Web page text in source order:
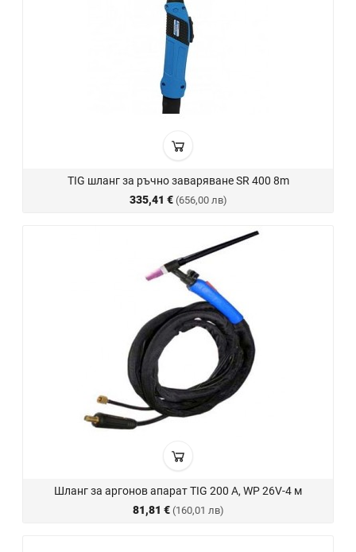
TIG шланг за ръчно заваряване SR 400 8m
335,41 € (656,00 лв)
Шланг за аргонов апарат TIG 200 A, WP 26V-4 м
81,81 € (160,01 лв)